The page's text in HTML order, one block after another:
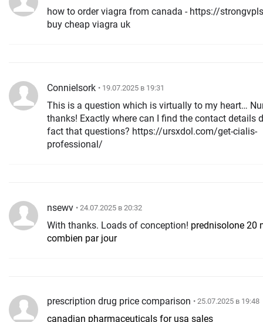
how to order viagra from canada - https://
buy cheap viagra uk
ConnieIsork • 19.07.2025 в 19:31
This is a question which is virtually to my heart…
thanks! Exactly where can I find the contact details
fact that questions? https://ursxdol.com/get-cialis-
professional/
nsewv • 24.07.2025 в 20:32
With thanks. Loads of conception! prednisolone 20
combien par jour
prescription drug price comparison • 25.07.2025 в 19:48
canadian pharmaceuticals for usa sales